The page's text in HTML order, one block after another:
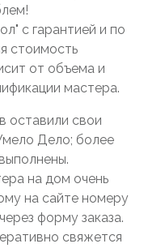
с гарантией и по
стоимость
от объема и
мастера.
оставили свои
Дело; более
на дом очень
на сайте номеру
форму заказа.
свяжется